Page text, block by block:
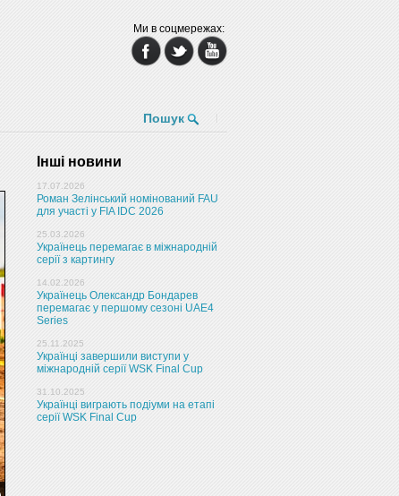
Ми в соцмережах:
Пошук
Інші новини
17.07.2026
Роман Зелінський номінований FAU
для участі у FIA IDC 2026
25.03.2026
Українець перемагає в міжнародній
серії з картингу
14.02.2026
Українець Олександр Бондарев
перемагає у першому сезоні UAE4
Series
25.11.2025
Українці завершили виступи у
міжнародній серії WSK Final Cup
31.10.2025
Українці виграють подіуми на етапі
серії WSK Final Cup